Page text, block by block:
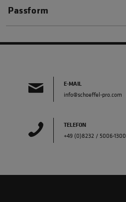
Passform
E-MAIL
info@schoeffel-pro.com
TELEFON
+49 (0)8232 / 5006-1300